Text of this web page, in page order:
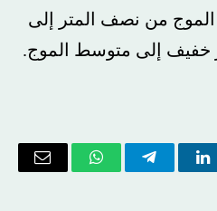
الموج من نصف المتر إلى
خفيف إلى متوسط الموج.
لينكدإن تيلقرام واتسابالبريد